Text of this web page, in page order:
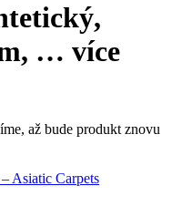
, … více
až bude produkt znovu